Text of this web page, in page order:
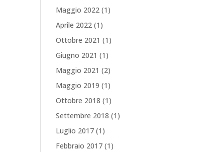
Maggio 2022 (1)
Aprile 2022 (1)
Ottobre 2021 (1)
Giugno 2021 (1)
Maggio 2021 (2)
Maggio 2019 (1)
Ottobre 2018 (1)
Settembre 2018 (1)
Luglio 2017 (1)
Febbraio 2017 (1)